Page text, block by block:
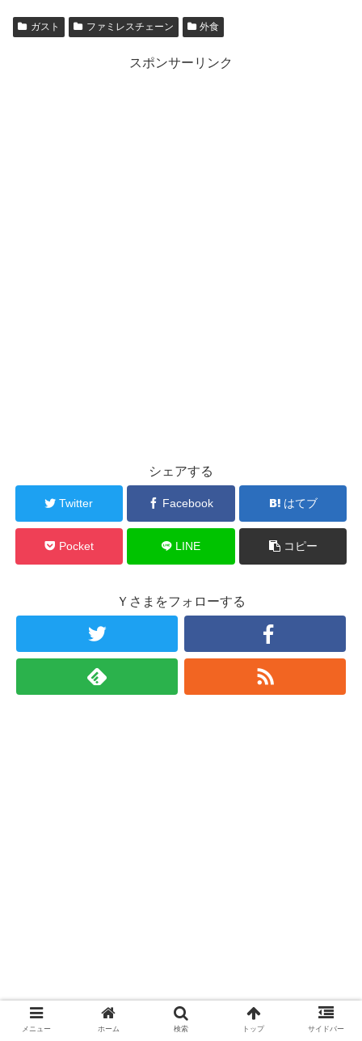
ガスト ファミレスチェーン 外食
スポンサーリンク
シェアする
Twitter Facebook はてブ
Pocket LINE コピー
Ｙさまをフォローする
メニュー ホーム 検索 トップ サイドバー